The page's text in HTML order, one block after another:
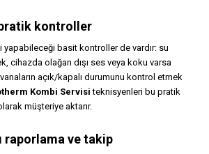
kontroller
yapabileceği basit kontroller de vardır: su
cihazda olağan dışı ses veya koku varsa
açık/kapalı durumunu kontrol etmek
Kombi Servisi teknisyenleri bu pratik
müşteriye aktarır.
raporlama ve takip